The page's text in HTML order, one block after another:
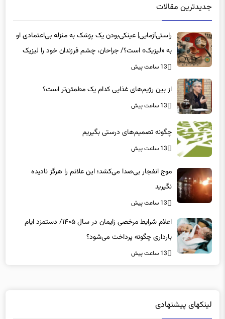
جدیدترین مقالات
راستی‌آزمایی| عینکی‌بودن یک پزشک به منزله بی‌اعتمادی او
به «لیزیک» است؟/ جراحان، چشم فرزندان خود را لیزیک
می‌کنند؟
13 ساعت پیش
از بین رژیم‌های غذایی کدام یک مطمئن‌تر است؟‌
13 ساعت پیش
چگونه تصمیم‌های درستی بگیریم
13 ساعت پیش
موج انفجار بی‌صدا می‌کشد؛ این علائم را هرگز نادیده
نگیرید
13 ساعت پیش
اعلام شرایط مرخصی زایمان در سال ۱۴۰۵/ دستمزد ایام
بارداری چگونه پرداخت می‌شود؟
13 ساعت پیش
لینکهای پیشنهادی